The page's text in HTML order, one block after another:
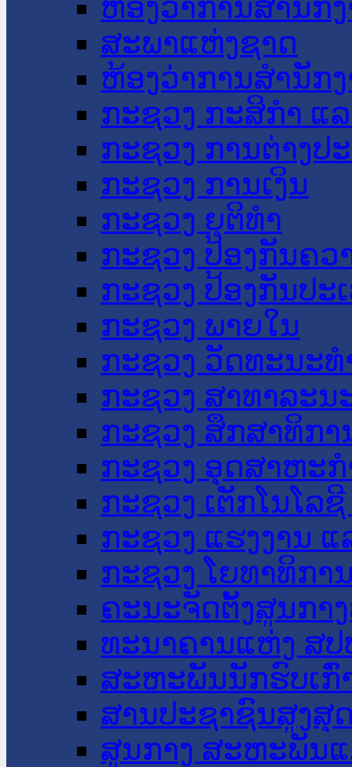
ຫ້ອງວ່າການສໍານັກ
ສະພາແຫ່ງຊາດ
ຫ້ອງວ່າການສຳນັກ
ກະຊວງ ກະສິກຳ ແ
ກະຊວງ ການຕ່າງປ
ກະຊວງ ການເງິນ
ກະຊວງ ຍຸຕິທໍາ
ກະຊວງ ປ້ອງກັນຄວ
ກະຊວງ ປ້ອງກັນປະ
ກະຊວງ ພາຍໃນ
ກະຊວງ ວັດທະນະ
ກະຊວງ ສາທາລະນ
ກະຊວງ ສຶກສາທິກາ
ກະຊວງ ອຸດສາຫະ
ກະຊວງ ເຕັກໂນໂລ
ກະຊວງ ແຮງງານ
ກະຊວງ ໂຍທາທິກາ
ຄະນະຈັດຕັ້ງສູນກາ
ທະນາຄານແຫ່ງ ສປ
ສະຫະພັນນັກຮົບເກົ່
ສານປະຊາຊົນສູງສຸ
ສູນກາງ ສະຫະພັນ